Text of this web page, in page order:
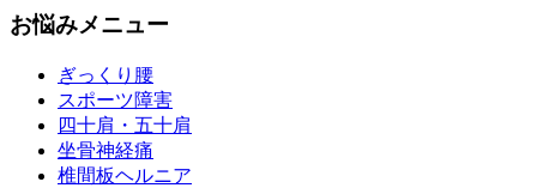
お悩みメニュー
ぎっくり腰
スポーツ障害
四十肩・五十肩
坐骨神経痛
椎間板ヘルニア